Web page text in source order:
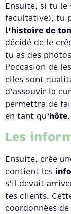
Ensuite, si tu
facultative), tu
l’histoire de
décidé de le
tu as des
l’occasion de
elles sont
d’assouvir la
permettra de
en tant qu’hôte.
Les
Ensuite, crée
contient les
s’il devait
tes clients.
coordonnées